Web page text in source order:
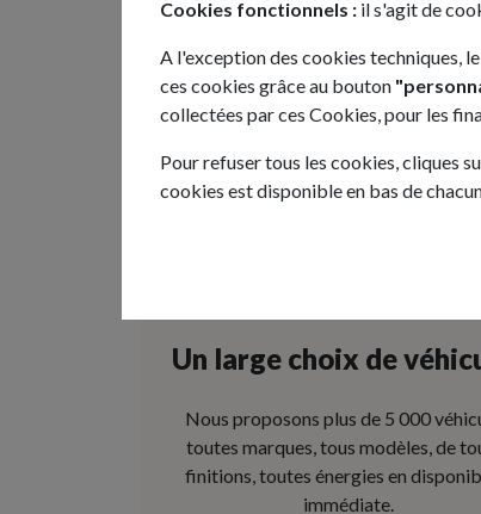
Cookies fonctionnels : il s'agit de
A l'exception des cookies techniques,
ces cookies grâce au bouton
collectées par ces Cookies, pour les
Pour refuser tous les cookies, cliques
cookies est disponible en bas de
Un large choix de
Nous proposons plus de 5 000
toutes marques, tous modèles, de
finitions, toutes énergies en
immédiate.